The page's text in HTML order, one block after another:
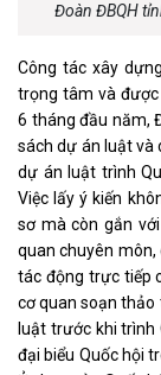
Đoàn ĐBQH
Công tác xây
trọng tâm và
6 tháng đầu năm,
sách dự án luật và
dự án luật trình
Việc lấy ý kiến
sơ mà còn gắn
quan chuyên môn,
tác động trực tiếp
cơ quan soạn thảo
luật trước khi trình
đại biểu Quốc hội